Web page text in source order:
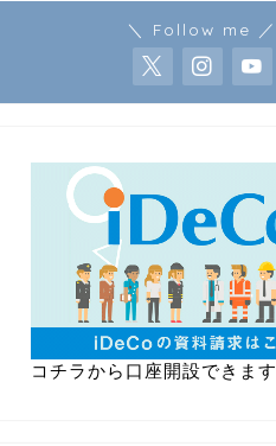
＼ Follow me ／
コチラから口座開設できます